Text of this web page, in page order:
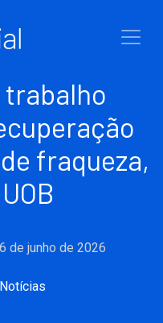
trabalho
fraqueza,
de junho de 2026